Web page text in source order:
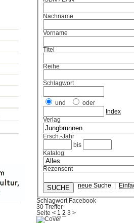
Nachname
Vorname
Titel
Reihe
Schlagwort
und
oder
Index
Verlag
Ersch.-Jahr
bis
Katalog
Rezensent
neue Suche
Schlagwort Facebook
30 Treffer
Seite< 1 2 3 >